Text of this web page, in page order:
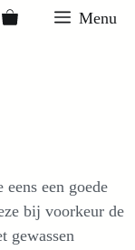
Menu
een goede
bij voorkeur de
gewassen